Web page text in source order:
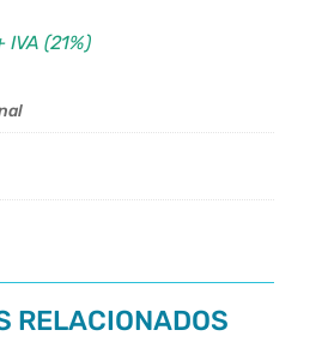
(21%)
RELACIONADOS